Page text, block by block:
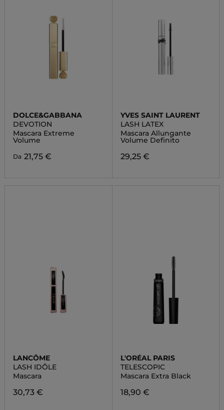
DOLCE&GABBANA
DEVOTION
Mascara Extreme
Volume
Da 21,75 €
YVES SAINT LAURENT
LASH LATEX
Mascara Allungante
Volume Definito
29,25 €
LANCÔME
LASH IDÔLE
Mascara
30,73 €
L'ORÉAL PARIS
TELESCOPIC
Mascara Extra Black
18,90 €